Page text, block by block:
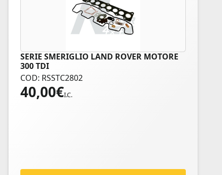
SERIE SMERIGLIO LAND ROVER MOTORE
300 TDI
COD: RSSTC2802
40,00€I.C.